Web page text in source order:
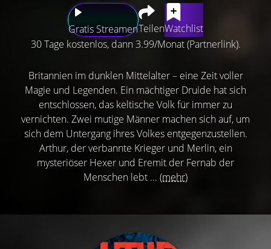
Gratis StreamenTeilenWatchlist
30 Tage kostenlos, dann 3.99/Monat (Partnerlink).
Britannien im dunklen Mittelalter – eine Zeit voller
Magie und Legenden. Ein mächtiger Druide hat sich
entschlossen, das keltische Volk für immer zu
vernichten. Zwei mutige Männer machen sich auf, um
sich dem Untergang ihres Volkes entgegenzustellen.
Arthur, der verbannte Krieger und Merlin, ein
mysteriöser Hexer und Eremit der Fernab der
Menschen lebt ... (mehr)